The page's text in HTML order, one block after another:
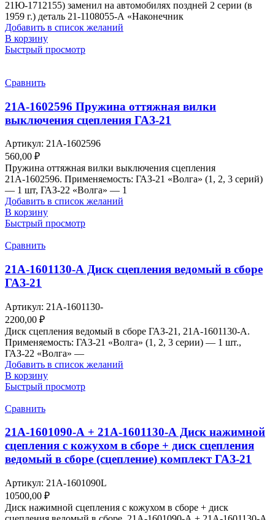
21Ю-1712155) заменил на автомобилях поздней 2 серии (в
1959 г.) деталь 21-1108055-А «Наконечник
Добавить в список желаний
В корзину
Быстрый просмотр
Сравнить
21А-1602596 Пружина оттяжная вилки
выключения сцепления ГАЗ-21
Артикул: 21А-1602596
560,00 ₽
Пружина оттяжная вилки выключения сцепления
21А-1602596. Применяемость: ГАЗ-21 «Волга» (1, 2, 3 серий)
— 1 шт, ГАЗ-22 «Волга» — 1
Добавить в список желаний
В корзину
Быстрый просмотр
Сравнить
21А-1601130-А Диск сцепления ведомый в сборе
ГАЗ-21
Артикул: 21А-1601130-
2200,00 ₽
Диск сцепления ведомый в сборе ГАЗ-21, 21А-1601130-А.
Применяемость: ГАЗ-21 «Волга» (1, 2, 3 серии) — 1 шт.,
ГАЗ-22 «Волга» —
Добавить в список желаний
В корзину
Быстрый просмотр
Сравнить
21А-1601090-А + 21А-1601130-А Диск нажимной
сцепления с кожухом в сборе + диск сцепления
ведомый в сборе (сцепление) комплект ГАЗ-21
Артикул: 21А-1601090L
10500,00 ₽
Диск нажимной сцепления с кожухом в сборе + диск